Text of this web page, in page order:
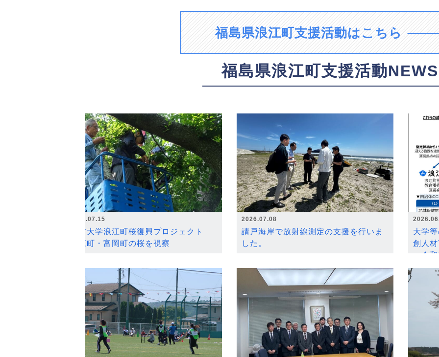
福島県浪江町支援活動はこちら
福島県浪江町支援活動NEWS
2026.07.15
弘前大学浪江町桜復興プロジェクト
浪江町・富岡町の桜を視察
2026.07.08
請戸海岸で放射線測定の支援を行いま
した。
大学
創人
～令